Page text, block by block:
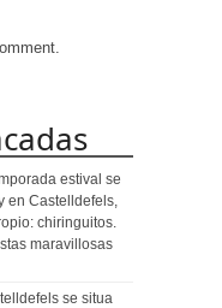
estival se
en Castelldefels,
chiringuitos.
maravillosas
se situa